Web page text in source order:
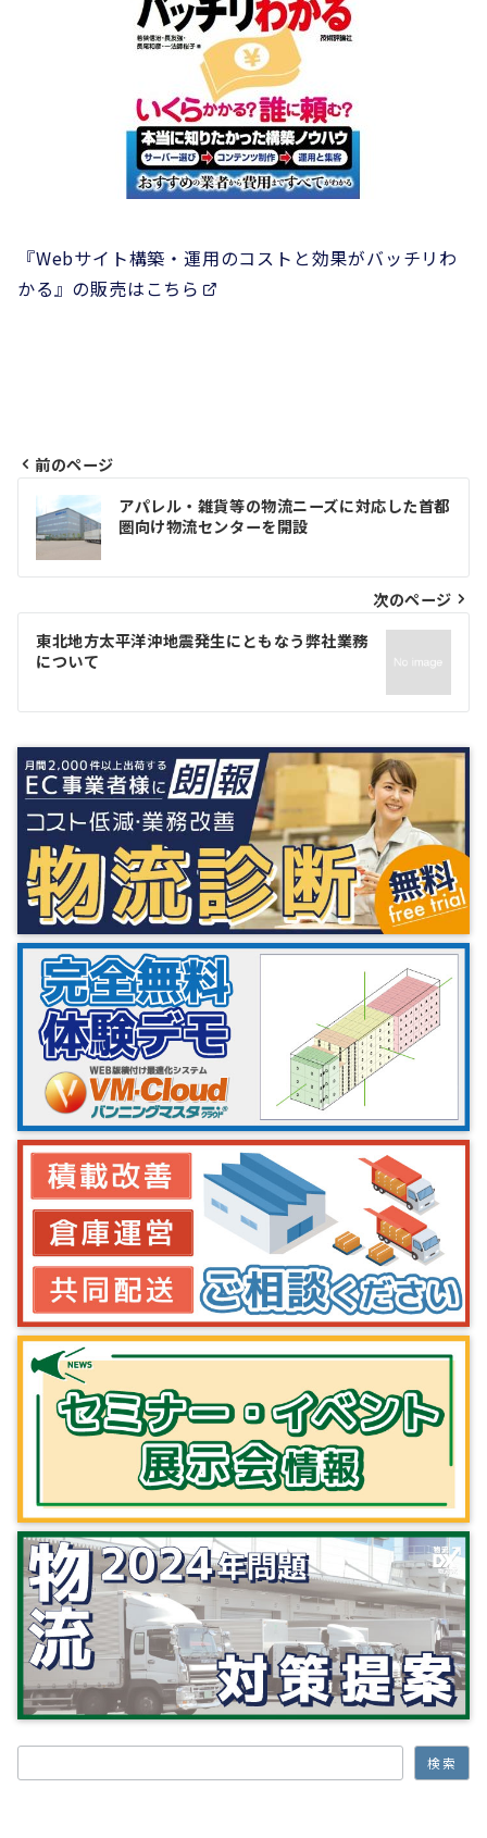
『Webサイト構築・運用のコストと効果がバッチリわ
かる』の販売はこちら
投
稿
ナ
ビ
ゲ
シ
ョ
ン
前のページ
アパレル・雑貨等の物流ニーズに対応した首都
圏向け物流センターを開設
次のページ
東北地方太平洋沖地震発生にともなう弊社業務
について
検索